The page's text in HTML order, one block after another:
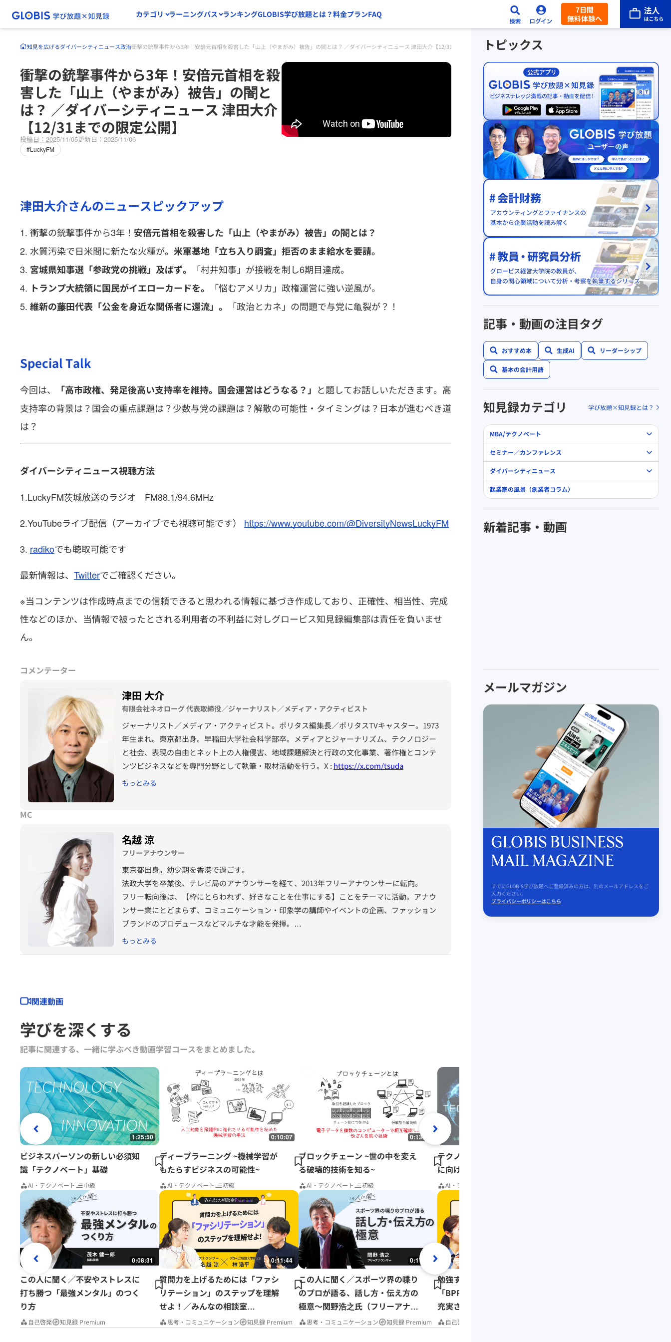
カテゴリ ラーニングパス ランキングGLOBIS学び放題とは？料金プランFAQ
7日間
無料体験へ
知見を広げるダイバーシティニュース政治衝撃の銃撃事件から3年！安倍元首相を殺害した「山上（やまがみ）被告」の闇とは？ ／ダイバーシティニュース 津田大介【12/31までの限定公開】
衝撃の銃撃事件から3年！安倍元首相を殺
害した「山上（やまがみ）被告」の闇と
は？ ／ダイバーシティニュース 津田大介
【12/31までの限定公開】
投稿日：2025/11/05更新日：2025/11/06
#LuckyFM
津田大介さんのニュースピックアップ
衝撃の銃撃事件から3年！ 安倍元首相を殺害した「山上（やまがみ）被告」の闇とは？
水質汚染で日米間に新たな火種が。 米軍基地「立ち入り調査」拒否のまま給水を要請。
宮城県知事選「参政党の挑戦」及ばず。
「村井知事」が接戦を制し6期目達成。
トランプ大統領に国民がイエローカードを。
「悩むアメリカ」政権運営に強い逆風が。
維新の藤田代表「公金を身近な関係者に還流」。
「政治とカネ」の問題で与党に亀裂が？！
Special Talk
今回は、 「高市政権、発足後高い支持率を維持。国会運営はどうなる？」 と題してお話しいただきます。高
支持率の背景は？国会の重点課題は？少数与党の課題は？解散の可能性・タイミングは？日本が進むべき道
は？
ダイバーシティニュース視聴方法
1.LuckyFM茨城放送のラジオ FM88.1/94.6MHz
2.YouTubeライブ配信（アーカイブでも視聴可能です） https://www.youtube.com/@DiversityNewsLuckyFM
3. radikoでも聴取可能です
最新情報は、 Twitterでご確認ください。
※当コンテンツは作成時点までの信頼できると思われる情報に基づき作成しており、正確性、相当性、完成
性などのほか、当情報で被ったとされる利用者の不利益に対しグロービス知見録編集部は責任を負いませ
ん。
コメンテーター
津田 大介
有限会社ネオローグ 代表取締役／ジャーナリスト／メディア・アクティビスト
ジャーナリスト／メディア・アクティビスト。ポリタス編集長／ポリタスTVキャスター。1973
年生まれ。東京都出身。早稲田大学社会科学部卒。メディアとジャーナリズム、テクノロジー
と社会、表現の自由とネット上の人権侵害、地域課題解決と行政の文化事業、著作権とコンテ
ンツビジネスなどを専門分野として執筆・取材活動を行う。X : https://x.com/tsuda
もっとみる
MC
名越 涼
フリーアナウンサー
東京都出身。幼少期を香港で過ごす。
法政大学を卒業後、テレビ局のアナウンサーを経て、2013年フリーアナウンサーに転向。
フリー転向後は、【枠にとらわれず、好きなことを仕事にする】ことをテーマに活動。アナウ
ンサー業にとどまらず、コミュニケーション・印象学の講師やイベントの企画、ファッション
ブランドのプロデュースなどマルチな才能を発揮。
また、自身のライフワークとして位置付けている「食」に関する分野においては、第一次産業
もっとみる
関連動画
学びを深くする
記事に関連する、一緒に学ぶべき動画学習コースをまとめました｡
1:25:50
ビジネスパーソンの新しい必須知
識「テクノベート」基礎
AI・テクノベート 中級
0:10:07
ディープラーニング ~機械学習が
もたらすビジネスの可能性~
AI・テクノベート 初級
0:13:01
ブロックチェーン ~世の中を変え
る破壊的技術を知る~
AI・テクノベート 初級
テクノベート・ストラテジー ~DX
に向けて~（前編）
AI・テクノベート
0:08:31
この人に聞く／不安やストレスに
打ち勝つ「最強メンタル」のつく
り方
自己啓発 知見録 Premium
0:11:44
質問力を上げるためには「ファシ
リテーション」のステップを理解
せよ！／みんなの相談室
Premium
思考・コミュニケーション 知見録 Premium
0:17:37
この人に聞く／スポーツ界の喋り
のプロが語る、話し方・伝え方の
極意～関野浩之氏（フリーアナウ
ンサー）
思考・コミュニケーション 知見録 Premium
勉強する習慣をつけたい人は
「BPR」で仕事もプライベートも
充実させよう／みんなの相談室
Premium
自己啓発
トピックス
記事・動画の注目タグ
おすすめ本 生成AI リーダーシップ
基本の会計用語
知見録カテゴリ 学び放題×知見録とは？
MBA/テクノベート
セミナー／カンファレンス
ダイバーシティニュース
起業家の風景（創業者コラム）
新着記事・動画
メールマガジン
すでにGLOBIS学び放題へご登録済みの方は、別のメールアドレスをご
入力ください。
プライバシーポリシーはこちら